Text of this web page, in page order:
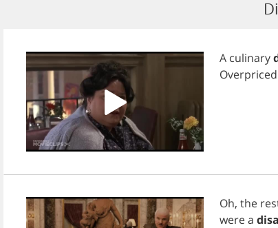
A culinary
Overpriced
Oh, the
werea